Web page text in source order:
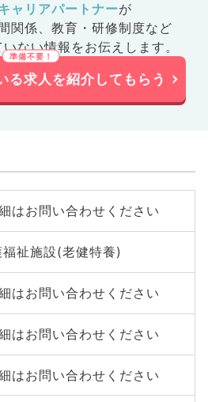
ャリアパートナーが
関係、 教育・研修制度など
ない情報をお伝えします。
る求人を紹介してもらう
はお問い合わせください
福祉施設(老健特養)
はお問い合わせください
はお問い合わせください
はお問い合わせください